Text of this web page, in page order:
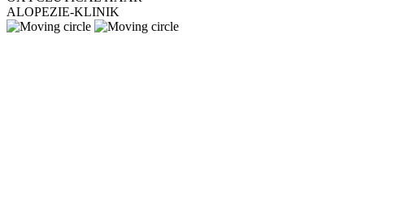
ALOPEZIE-KLINIK